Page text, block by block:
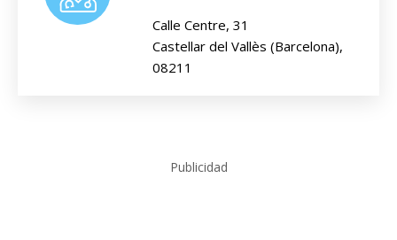
Calle Centre, 31
Castellar del Vallès (Barcelona),
08211
Publicidad